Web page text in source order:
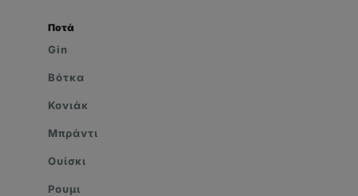
Ποτά
Gin
Βότκα
Κονιάκ
Μπράντι
Ουίσκι
Ρουμι